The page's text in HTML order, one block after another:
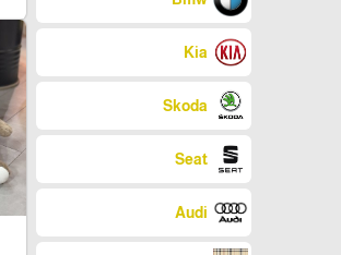
Kia
Skoda
Seat
Audi